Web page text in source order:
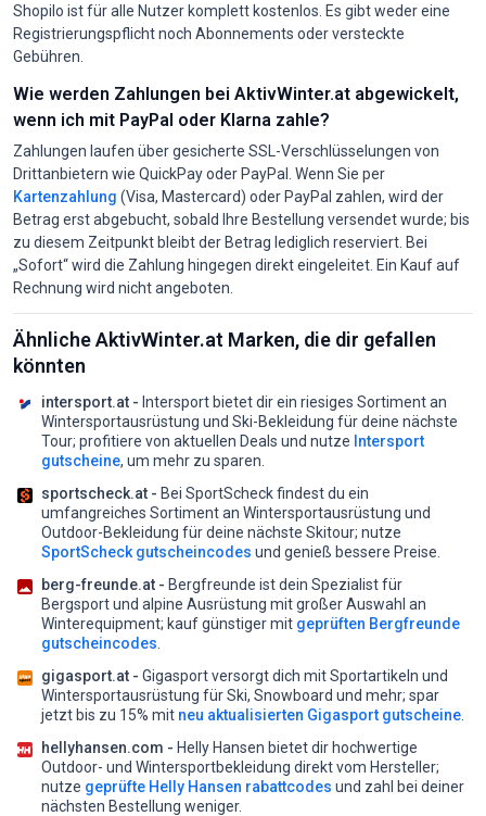
Shopilo ist für alle Nutzer komplett kostenlos. Es gibt weder eine
Registrierungspflicht noch Abonnements oder versteckte
Gebühren.
Wie werden Zahlungen bei AktivWinter.at abgewickelt,
wenn ich mit PayPal oder Klarna zahle?
Zahlungen laufen über gesicherte SSL-Verschlüsselungen von
Drittanbietern wie QuickPay oder PayPal. Wenn Sie per
Kartenzahlung (Visa, Mastercard) oder PayPal zahlen, wird der
Betrag erst abgebucht, sobald Ihre Bestellung versendet wurde; bis
zu diesem Zeitpunkt bleibt der Betrag lediglich reserviert. Bei
„Sofort“ wird die Zahlung hingegen direkt eingeleitet. Ein Kauf auf
Rechnung wird nicht angeboten.
Ähnliche AktivWinter.at Marken, die dir gefallen
könnten
intersport.at - Intersport bietet dir ein riesiges Sortiment an
Wintersportausrüstung und Ski-Bekleidung für deine nächste
Tour; profitiere von aktuellen Deals und nutze Intersport
gutscheine, um mehr zu sparen.
sportscheck.at - Bei SportScheck findest du ein
umfangreiches Sortiment an Wintersportausrüstung und
Outdoor-Bekleidung für deine nächste Skitour; nutze
SportScheck gutscheincodes und genieß bessere Preise.
berg-freunde.at - Bergfreunde ist dein Spezialist für
Bergsport und alpine Ausrüstung mit großer Auswahl an
Winterequipment; kauf günstiger mit geprüften Bergfreunde
gutscheincodes
gigasport.at - Gigasport versorgt dich mit Sportartikeln und
Wintersportausrüstung für Ski, Snowboard und mehr; spar
jetzt bis zu 15% mit neu aktualisierten Gigasport gutscheine
hellyhansen.com - Helly Hansen bietet dir hochwertige
Outdoor- und Wintersportbekleidung direkt vom Hersteller;
nutze geprüfte Helly Hansen rabattcodes und zahl bei deiner
nächsten Bestellung weniger.